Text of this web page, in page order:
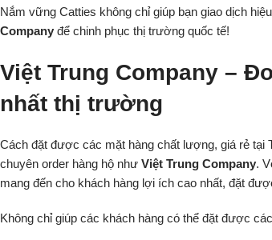
Nắm vững Catties không chỉ giúp bạn giao dịch
Company để chinh phục thị trường quốc tế!
Việt Trung Company –
nhất thị trường
Cách đặt được các mặt hàng chất lượng, giá rẻ tại
chuyên order hàng hộ như Việt Trung Company.
mang đến cho khách hàng lợi ích cao nhất, đặt
Không chỉ giúp các khách hàng có thể đặt được